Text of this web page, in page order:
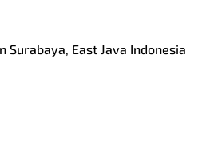
Surabaya, East Java Indonesia